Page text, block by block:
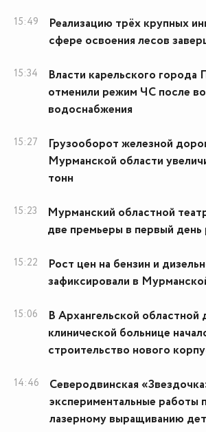
15:49
Реализацию трёх крупных
сфере освоения лесов
15:34
Власти карельского города
отменили режим ЧС после
водоснабжения
15:27
Грузооборот железной
Мурманской области
тонн
15:23
Мурманский областной
две премьеры в первый день
15:22
Рост цен на бензин и
зафиксировали в
15:06
В Архангельской областной
клинической больнице
строительство нового
14:46
Северодвинская
экспериментальные работы
лазерному выращиванию